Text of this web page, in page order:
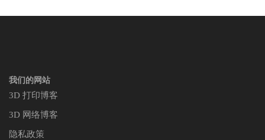
我们的网站
3D 打印博客
3D 网络博客
隐私政策